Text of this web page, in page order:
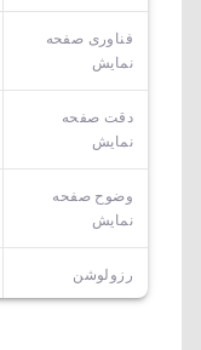
فناوری صفحه
نمایش
دقت صفحه
نمایش
وضوح صفحه
نمایش
رزولوشن